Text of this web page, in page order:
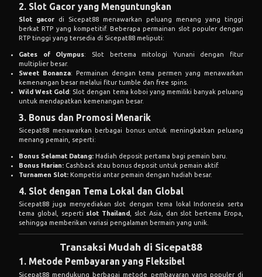
2. Slot Gacor yang Menguntungkan
Slot gacor di Sicepat88 menawarkan peluang menang yang tinggi
berkat RTP yang kompetitif. Beberapa permainan slot populer dengan
RTP tinggi yang tersedia di Sicepat88 meliputi:
Gates of Olympus: Slot bertema mitologi Yunani dengan fitur
multiplier besar.
Sweet Bonanza: Permainan dengan tema permen yang menawarkan
kemenangan besar melalui fitur tumble dan free spins.
Wild West Gold: Slot dengan tema koboi yang memiliki banyak peluang
untuk mendapatkan kemenangan besar.
3. Bonus dan Promosi Menarik
Sicepat88 menawarkan berbagai bonus untuk meningkatkan peluang
menang pemain, seperti:
Bonus Selamat Datang: Hadiah deposit pertama bagi pemain baru.
Bonus Harian: Cashback atau bonus deposit untuk pemain aktif.
Turnamen Slot: Kompetisi antar pemain dengan hadiah besar.
4. Slot dengan Tema Lokal dan Global
Sicepat88 juga menyediakan slot dengan tema lokal Indonesia serta
tema global, seperti slot Thailand
, slot Asia, dan slot bertema Eropa,
sehingga memberikan variasi pengalaman bermain yang unik.
Transaksi Mudah di Sicepat88
1. Metode Pembayaran yang Fleksibel
Sicepat88 mendukung berbagai metode pembayaran yang populer di